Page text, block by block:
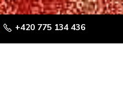
+420 775 134 436